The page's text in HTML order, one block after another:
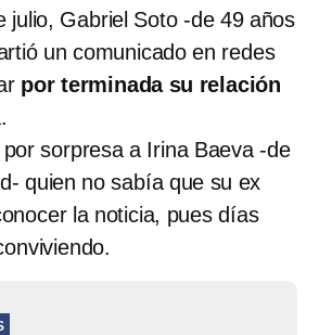
julio, Gabriel Soto -de 49 años
un comunicado en redes
por terminada su relación
sorpresa a Irina Baeva -de
quien no sabía que su ex
la noticia, pues días